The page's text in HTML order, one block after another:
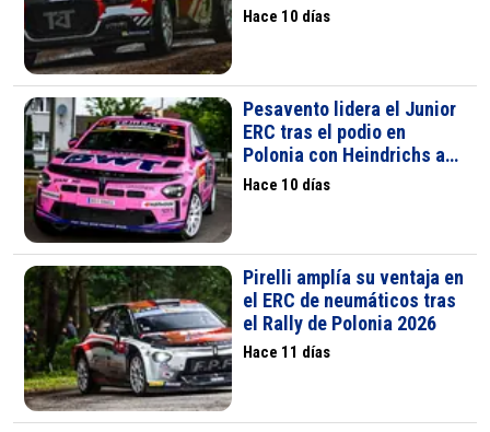
Hace 10 días
Pesavento lidera el Junior
ERC tras el podio en
Polonia con Heindrichs a
un punto
Hace 10 días
Pirelli amplía su ventaja en
el ERC de neumáticos tras
el Rally de Polonia 2026
Hace 11 días